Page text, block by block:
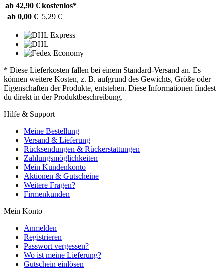
ab 42,90 € kostenlos*
ab 0,00 € 5,29 €
* Diese Lieferkosten fallen bei einem Standard-Versand an. Es
können weitere Kosten, z. B. aufgrund des Gewichts, Größe oder
Eigenschaften der Produkte, entstehen. Diese Informationen findest
du direkt in der Produktbeschreibung.
Hilfe & Support
Meine Bestellung
Versand & Lieferung
Rücksendungen & Rückerstattungen
Zahlungsmöglichkeiten
Mein Kundenkonto
Aktionen & Gutscheine
Weitere Fragen?
Firmenkunden
Mein Konto
Anmelden
Registrieren
Passwort vergessen?
Wo ist meine Lieferung?
Gutschein einlösen